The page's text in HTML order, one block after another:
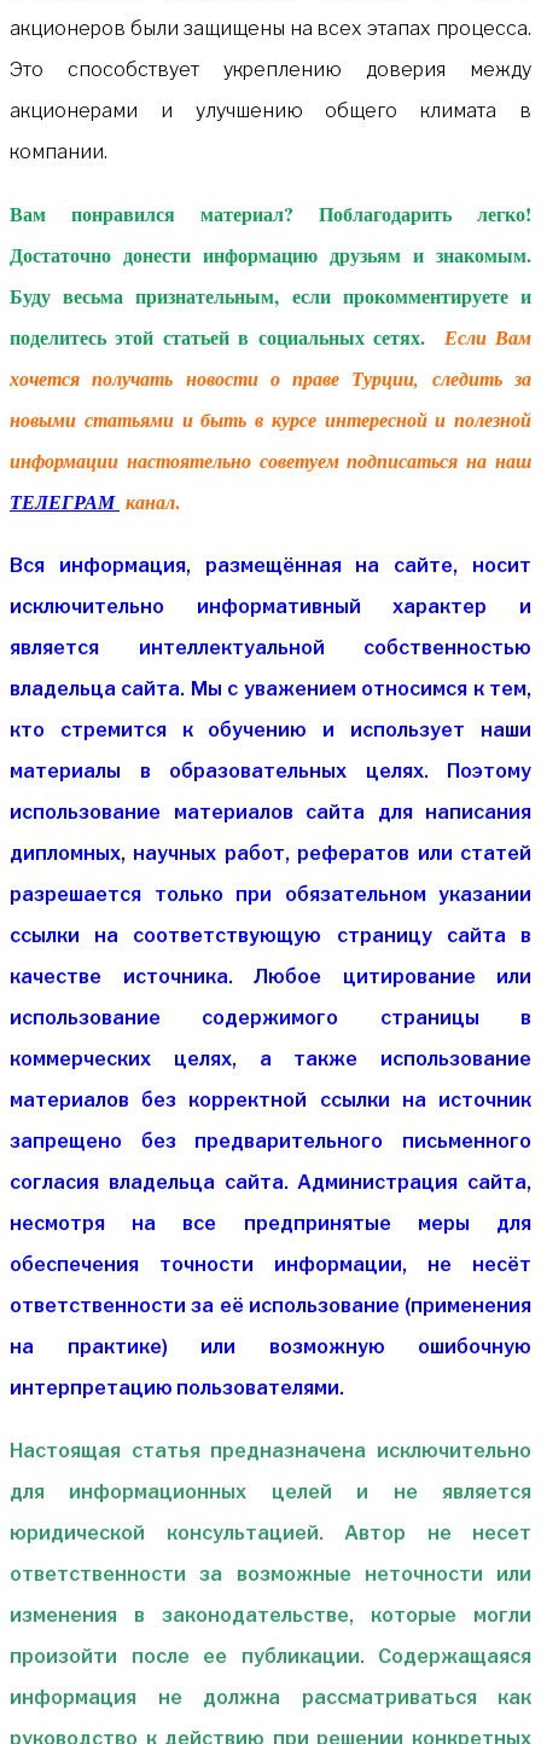
акционеров были защищены на всех этапах процесса.
Это способствует укреплению доверия между
акционерами и улучшению общего климата в
компании.
Вам понравился материал? Поблагодарить легко!
Достаточно донести информацию друзьям и знакомым.
Буду весьма признательным, если прокомментируете и
поделитесь этой статьей в социальных сетях.
Если Вам
хочется получать новости о праве Турции, следить за
новыми статьями и быть в курсе интересной и полезной
информации настоятельно советуем подписаться на наш
ТЕЛЕГРАМ канал.
Вся информация, размещённая на сайте, носит
исключительно информативный характер и
является интеллектуальной собственностью
владельца сайта. Мы с уважением относимся к тем,
кто стремится к обучению и использует наши
материалы в образовательных целях. Поэтому
использование материалов сайта для написания
дипломных, научных работ, рефератов или статей
разрешается только при обязательном указании
ссылки на соответствующую страницу сайта в
качестве источника. Любое цитирование или
использование содержимого страницы в
коммерческих целях, а также использование
материалов без корректной ссылки на источник
запрещено без предварительного письменного
согласия владельца сайта. Администрация сайта,
несмотря на все предпринятые меры для
обеспечения точности информации, не несёт
ответственности за её использование (применения
на практике) или возможную ошибочную
интерпретацию пользователями.
Настоящая статья предназначена исключительно
для информационных целей и не является
юридической консультацией. Автор не несет
ответственности за возможные неточности или
изменения в законодательстве, которые могли
произойти после ее публикации. Содержащаяся
информация не должна рассматриваться как
руководство к действию при решении конкретных